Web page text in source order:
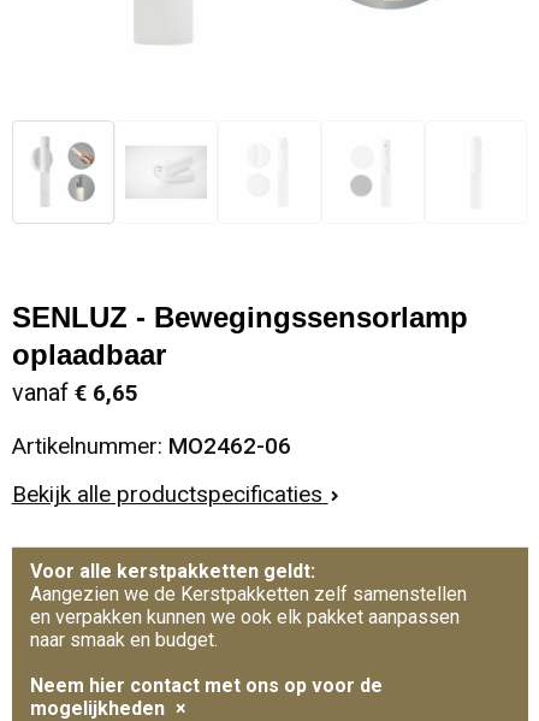
SENLUZ - Bewegingssensorlamp
oplaadbaar
vanaf € 6,65
Artikelnummer: MO2462-06
Bekijk alle productspecificaties
Voor alle kerstpakketten geldt:
Aangezien we de Kerstpakketten zelf samenstellen
en verpakken kunnen we ook elk pakket aanpassen
naar smaak en budget.
Neem hier contact met ons op voor de
mogelijkheden ×